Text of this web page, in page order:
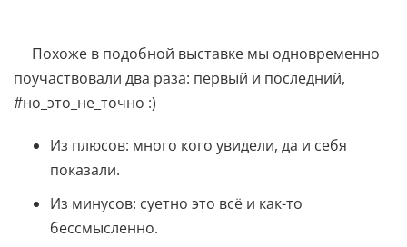
Похоже в подобной выставке мы одновременно
поучаствовали два раза: первый и последний,
#но_это_не_точно :)
Из плюсов: много кого увидели, да и себя
показали.
Из минусов: суетно это всё и как-то
бессмысленно.